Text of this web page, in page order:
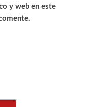
y web en este